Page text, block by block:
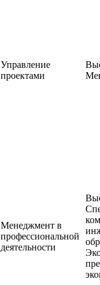
Управление
проектами
Менеджмент в
профессиональной
деятельности